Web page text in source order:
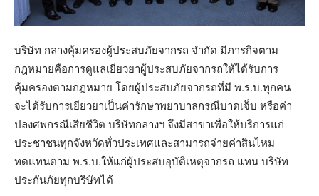
บริษัท กลางคุ้มครองผู้ประสบภัยจากรถ จำกัด มีภารกิจตาม
กฎหมายคือการดูแลเยียวยาผู้ประสบภัยจากรถให้ได้รับการ
คุ้มครองตามกฎหมาย โดยผู้ประสบภัยจากรถที่มี พ.ร.บ.ทุกคน
จะได้รับการเยียวยาเป็นค่ารักษาพยาบาลกรณีบาดเจ็บ หรือค่า
ปลงศพกรณีเสียชีวิต บริษัทกลางฯ จึงมีสาขาเพื่อให้บริการแก่
ประชาชนทุกจังหวัดทั่วประเทศและสามารถจ่ายค่าสินไหม
ทดแทนตาม พ.ร.บ.ให้แก่ผู้ประสบอุบัติเหตุจากรถ แทน บริษัท
ประกันภัยทุกบริษัทได้